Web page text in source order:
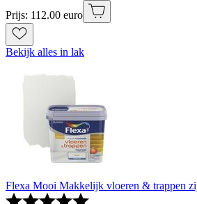
Prijs: 112.00 euro
Bekijk alles in lak
Flexa Mooi Makkelijk vloeren & trappen